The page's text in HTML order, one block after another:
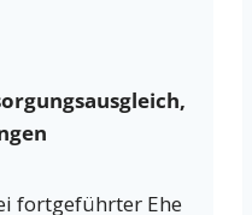
fortgeführter Ehe